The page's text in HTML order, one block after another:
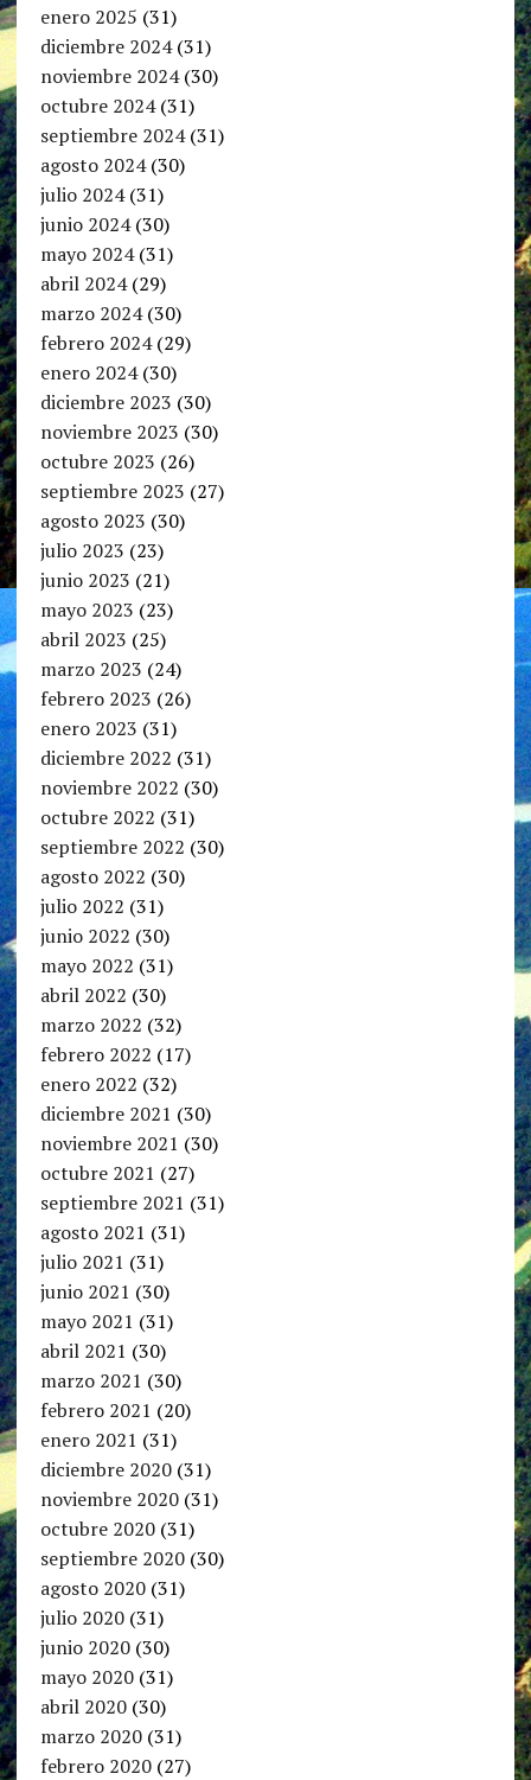
enero 2025 (31)
diciembre 2024(31)
noviembre 2024(30)
octubre 2024(31)
septiembre 2024(31)
agosto 2024(30)
julio 2024(31)
junio 2024(30)
mayo 2024(31)
abril 2024(29)
marzo 2024(30)
febrero 2024(29)
enero 2024(30)
diciembre 2023 (30)
noviembre 2023 (30)
octubre 2023 (26)
septiembre 2023 (27)
agosto 2023 (30)
julio 2023 (23)
junio 2023 (21)
mayo 2023 (23)
abril 2023 (25)
marzo 2023 (24)
febrero 2023 (26)
enero 2023 (31)
diciembre 2022 (31)
noviembre 2022 (30)
octubre 2022 (31)
septiembre 2022 (30)
agosto 2022 (30)
julio 2022 (31)
junio 2022 (30)
mayo 2022 (31)
abril 2022 (30)
marzo 2022 (32)
febrero 2022 (17)
enero 2022 (32)
diciembre 2021 (30)
noviembre 2021 (30)
octubre 2021 (27)
septiembre 2021 (31)
agosto 2021 (31)
julio 2021 (31)
junio 2021 (30)
mayo 2021 (31)
abril 2021 (30)
marzo 2021 (30)
febrero 2021 (20)
enero 2021 (31)
diciembre 2020(31)
noviembre 2020(31)
octubre 2020(31)
septiembre 2020(30)
agosto 2020(31)
julio 2020(31)
junio 2020(30)
mayo 2020(31)
abril 2020(30)
marzo 2020(31)
febrero 2020(27)